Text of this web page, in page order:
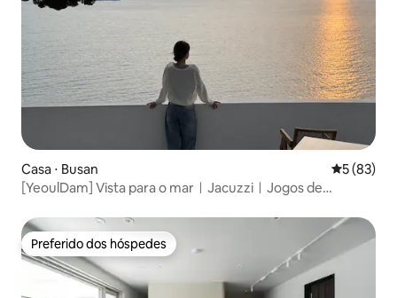
Casa ⋅ Busan 5 de uma
5 (83)
[YeoulDam] Vista para o marㅣJacuzziㅣJogos de
Preferido dos hóspedes
Preferido dos hóspedes